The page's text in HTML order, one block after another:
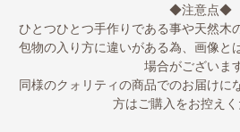
◆注意点◆
ひとつひとつ手作りである事や天然木
包物の入り方に違いがある為、画像と
場合がございま
同様のクォリティの商品でのお届けに
方はご購入をお控えく